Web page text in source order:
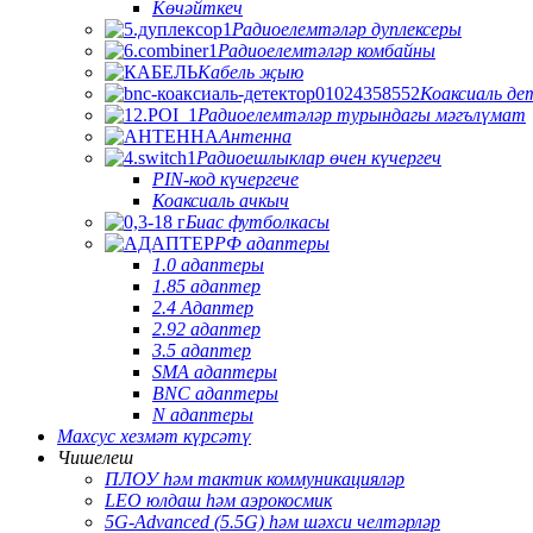
Көчәйткеч
Радиоелемтәләр дуплексеры
Радиоелемтәләр комбайны
Кабель җыю
Коаксиаль
Радиоелемтәләр турындагы мәгълүмат
Антенна
Радиоешлыклар өчен күчергеч
PIN-код күчергече
Коаксиаль ачкыч
Биас футболкасы
РФ адаптеры
1.0 адаптеры
1.85 адаптер
2.4 Адаптер
2.92 адаптер
3.5 адаптер
SMA адаптеры
BNC адаптеры
N адаптеры
Махсус хезмәт күрсәтү
Чишелеш
ПЛОУ һәм тактик коммуникацияләр
LEO юлдаш һәм аэрокосмик
5G-Advanced (5.5G) һәм шәхси челтәрләр